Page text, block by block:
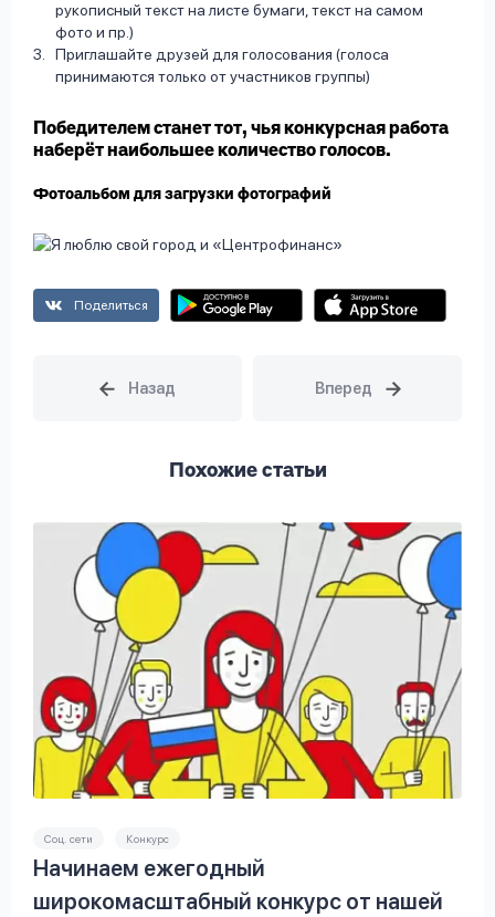
рукописный текст на листе бумаги, текст на самом
фото и пр.)
Приглашайте друзей для голосования (голоса
принимаются только от участников группы)
Победителем станет тот, чья конкурсная работа
наберёт наибольшее количество голосов.
Фотоальбом для загрузки фотографий
Поделиться
Похожие статьи
Соц. сети Конкурс
Начинаем ежегодный
широкомасштабный конкурс от нашей